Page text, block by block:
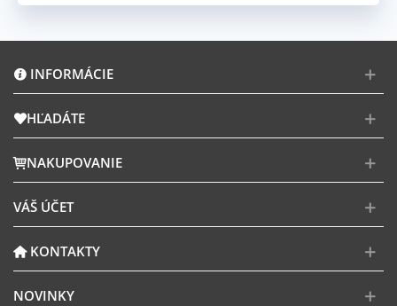
INFORMÁCIE
HĽADÁTE
NAKUPOVANIE
VÁŠ ÚČET
KONTAKTY
NOVINKY